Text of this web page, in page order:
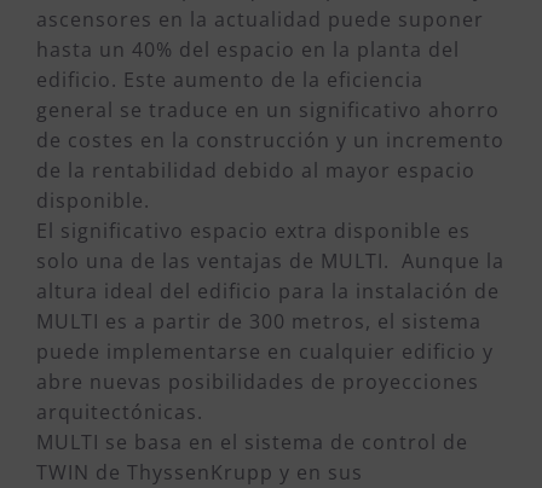
ascensores en la actualidad puede suponer
hasta un 40% del espacio en la planta del
edificio. Este aumento de la eficiencia
general se traduce en un significativo ahorro
de costes en la construcción y un incremento
de la rentabilidad debido al mayor espacio
disponible.
El significativo espacio extra disponible es
solo una de las ventajas de MULTI. Aunque la
altura ideal del edificio para la instalación de
MULTI es a partir de 300 metros, el sistema
puede implementarse en cualquier edificio y
abre nuevas posibilidades de proyecciones
arquitectónicas.
MULTI se basa en el sistema de control de
TWIN de ThyssenKrupp y en sus